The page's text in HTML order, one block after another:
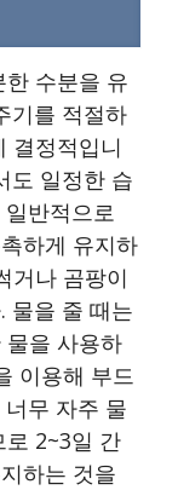
수분을 유
기를 적절하
결정적입니
도 일정한 습
반적으로
하게 유지하
거나 곰팡이
물을 줄 때는
물을 사용하
이용해 부드
무 자주 물
2~3일 간
하는 것을